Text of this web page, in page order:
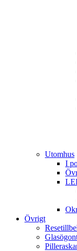
Utomhus
I
Övrigt